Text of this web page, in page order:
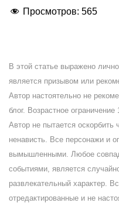
Просмотров: 565
В этой статье выражено
является призывом или
Автор настоятельно не
блог. Возрастное ограничение
Автор не пытается оскорбить
ненависть. Все персонажи и
вымышленными. Любое
событиями, является
развлекательный характер.
отредактированные и не